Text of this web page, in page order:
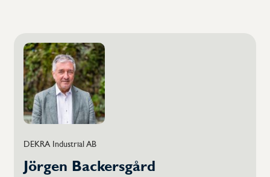
Erfarenhetsdokument
Frågor och svar
Om Swetic
Om TIC-branschen
DEKRA Industrial AB
Jörgen Backersgård